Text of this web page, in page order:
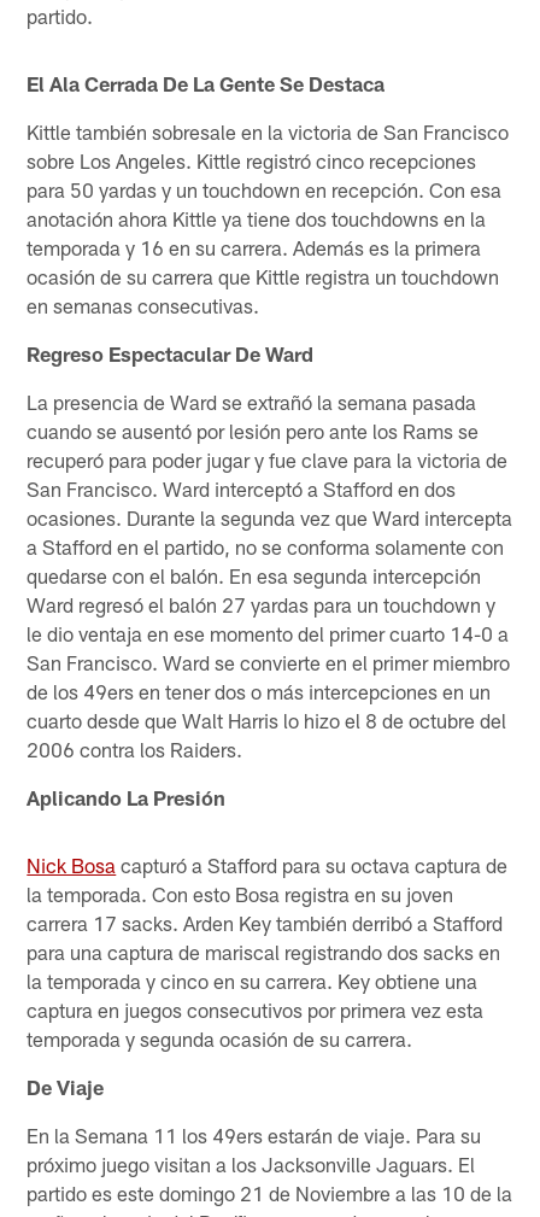
partido.
El Ala Cerrada De La Gente Se Destaca
Kittle también sobresale en la victoria de San Francisco
sobre Los Angeles. Kittle registró cinco recepciones
para 50 yardas y un touchdown en recepción. Con esa
anotación ahora Kittle ya tiene dos touchdowns en la
temporada y 16 en su carrera. Además es la primera
ocasión de su carrera que Kittle registra un touchdown
en semanas consecutivas.
Regreso Espectacular De Ward
La presencia de Ward se extrañó la semana pasada
cuando se ausentó por lesión pero ante los Rams se
recuperó para poder jugar y fue clave para la victoria de
San Francisco. Ward interceptó a Stafford en dos
ocasiones. Durante la segunda vez que Ward intercepta
a Stafford en el partido, no se conforma solamente con
quedarse con el balón. En esa segunda intercepción
Ward regresó el balón 27 yardas para un touchdown y
le dio ventaja en ese momento del primer cuarto 14-0 a
San Francisco. Ward se convierte en el primer miembro
de los 49ers en tener dos o más intercepciones en un
cuarto desde que Walt Harris lo hizo el 8 de octubre del
2006 contra los Raiders.
Aplicando La Presión
Nick Bosa capturó a Stafford para su octava captura de
la temporada. Con esto Bosa registra en su joven
carrera 17 sacks. Arden Key también derribó a Stafford
para una captura de mariscal registrando dos sacks en
la temporada y cinco en su carrera. Key obtiene una
captura en juegos consecutivos por primera vez esta
temporada y segunda ocasión de su carrera.
De Viaje
En la Semana 11 los 49ers estarán de viaje. Para su
próximo juego visitan a los Jacksonville Jaguars. El
partido es este domingo 21 de Noviembre a las 10 de la